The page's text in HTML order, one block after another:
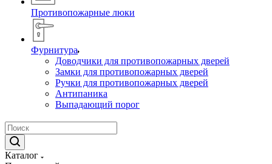
Противопожарные люки
Фурнитура
Доводчики для противопожарных дверей
Замки для противопожарных дверей
Ручки для противопожарных дверей
Антипаника
Выпадающий порог
Каталог